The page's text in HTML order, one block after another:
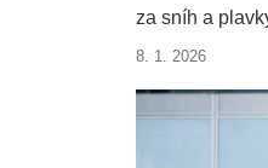
za sníh a
8. 1. 2026